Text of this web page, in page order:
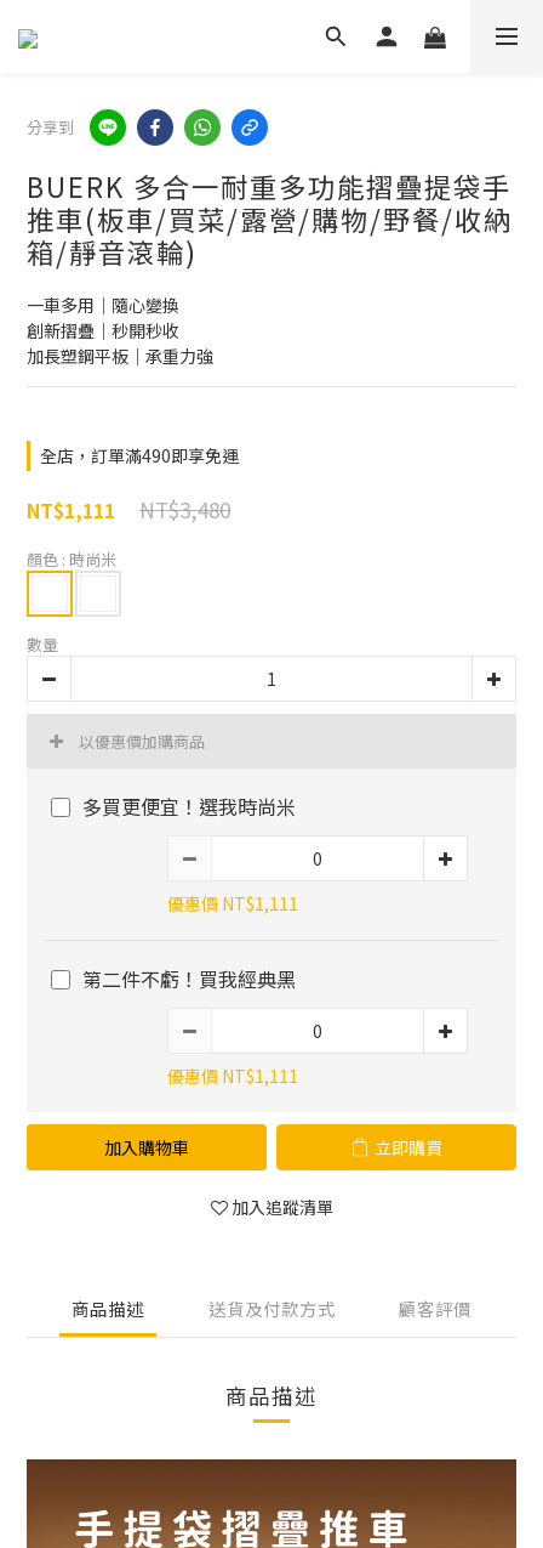
分享到
BUERK 多合一耐重多功能摺疊提袋手
推車(板車/買菜/露營/購物/野餐/收納
箱/靜音滾輪)
一車多用｜隨心變換
創新摺疊｜秒開秒收
加長塑鋼平板｜承重力強
全店，訂單滿490即享免運
NT$1,111 NT$3,480
顏色 : 時尚米
數量
以優惠價加購商品
多買更便宜！選我時尚米
優惠價 NT$1,111
第二件不虧！買我經典黑
優惠價 NT$1,111
加入購物車 立即購買
加入追蹤清單
商品描述 送貨及付款方式 顧客評價
商品描述